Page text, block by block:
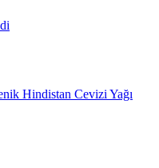
Hindistan Cevizi Yağı